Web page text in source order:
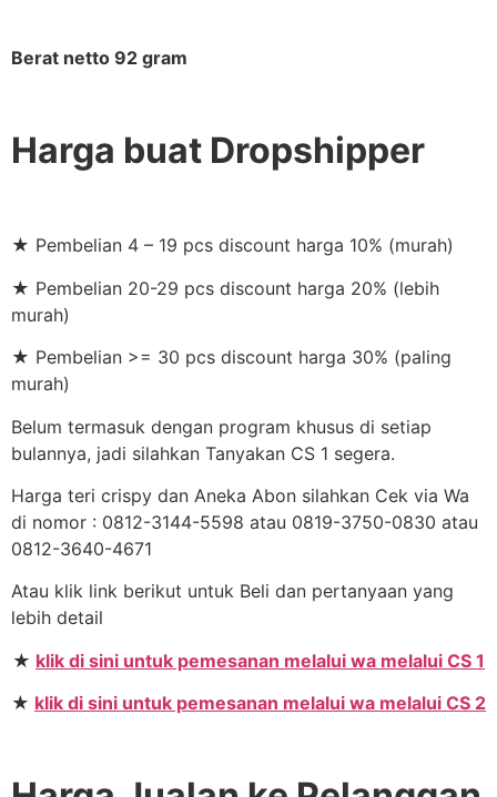
Berat netto 92 gram
Harga buat Dropshipper
★ Pembelian 4 – 19 pcs discount harga 10% (murah)
★ Pembelian 20-29 pcs discount harga 20% (lebih
murah)
★ Pembelian >= 30 pcs discount harga 30% (paling
murah)
Belum termasuk dengan program khusus di setiap
bulannya, jadi silahkan Tanyakan CS 1 segera.
Harga teri crispy dan Aneka Abon silahkan Cek via Wa
di nomor : 0812-3144-5598 atau 0819-3750-0830 atau
0812-3640-4671
Atau klik link berikut untuk Beli dan pertanyaan yang
lebih detail
★ klik di sini untuk pemesanan melalui wa melalui CS 1
★ klik di sini untuk pemesanan melalui wa melalui CS 2